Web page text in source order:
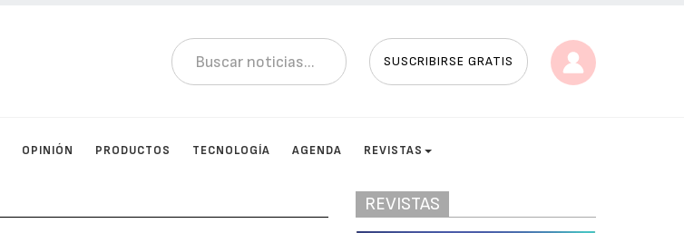
SUSCRIBIRSE GRATIS
OPINIÓN PRODUCTOS TECNOLOGÍA AGENDA REVISTAS
REVISTAS